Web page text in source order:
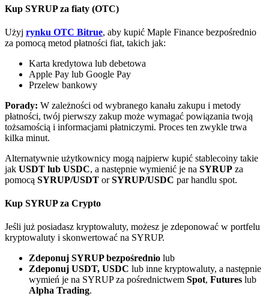
Bitruści Partnerzy
Afiliaci Bitrue
Aż do 65% prowizji!
Polecaj
Zaproś przyjaciela, aby otrzymać nagrody pieniężne
Kup SYRUP za fiaty (OTC)
Użyj rynku OTC Bitrue, aby kupić Maple Finance bezpośrednio
za pomocą metod płatności fiat, takich jak:
Karta kredytowa lub debetowa
Apple Pay lub Google Pay
Przelew bankowy
Porady: W zależności od wybranego kanału zakupu i metody
płatności, twój pierwszy zakup może wymagać powiązania twoją
tożsamością i informacjami płatniczymi. Proces ten zwykle trwa
kilka minut.
Alternatywnie użytkownicy mogą najpierw kupić stablecoiny takie
jak USDT lub USDC, a następnie wymienić je na SYRUP za
pomocą SYRUP/USDT orSYRUP/USDC par handlu spot.
Kup SYRUP za Crypto
Jeśli już posiadasz kryptowaluty, możesz je zdeponować w portfelu
kryptowaluty i skonwertować na SYRUP.
Zdeponuj SYRUP bezpośrednio lub
Zdeponuj USDT, USDC lub inne kryptowaluty, a następnie
wymień je na SYRUP za pośrednictwem Spot, Futures lub
Alpha Trading.